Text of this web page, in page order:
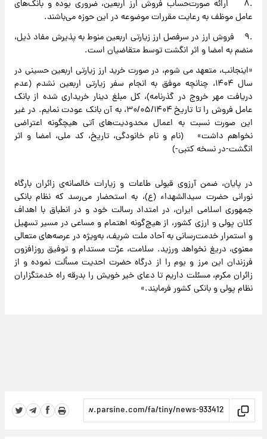
.۸ ارائه صورت‌حساب فروش ارز اربعین، ضروری بوده و بانک‌های
عامل موظف به رعایت مقررات موضوعه در این حوزه می‌باشند.
.۹ فروش ارز در سرفصل ارز زیارتی اربعین منوط به پذیرش مفاد ذیل،
منضم به امضا و اثر انگشت توسط متقاضیان است.
«اینجانب، متعهد می شوم، در صورت خرید ارز زیارتی اربعین حسینی در
سال ۱۴۰۴، چنانچه موفق به انجام سفر زیارتی اربعین نشدم (عدم
دریافت مهر خروج در گذرنامه)، کل مبلغ دینار خریداری شده از بانک
عامل فروش را تا تاریخ ۳۰/۰۵/۱۴۰۴، به آن بانک عودت نمایم. در غیر
این صورت نسبت به اعمال محدودیت‌های آتی هیچگونه اعتراضی
نخواهم داشت» (نام و نام خانودگی، تاریخ، کد ملی، امضا و اثر
انگشت-در نسخه کتبی-)
در پایان، ضمن آرزوی قبولی طاعات و زیارات خالصانه‌ی زائران بارگاه
نورانی حضرت سیدالشهداء (ع)، به استحضار می‌رسد که نظام بانکی
جمهوری اسلامی ایران، در امتداد رسالت خود و در انطباق با اهداف
کلان پولی و ارزی کشور، از هیچ‌گونه اهتمام و مساعی در مسیر تسهیل
و استمرار خدمت‌رسانی به آحاد ملت شریف، به‌ویژه در عرصه‌های متعالی
معنوی، دریغ نخواهد ورزید. سلامت، عزّت مستدام و توفیق روزافزون
فرزندان این مرز و بوم را از درگاه حضرت احدیت مسألت نموده و از
زائران مکرم، مسئلت داریم تا دعای خیر خویش را بدرقه‌ راه خدمتگزاران
نظام پولی و بانکی کشور فرمایند.»